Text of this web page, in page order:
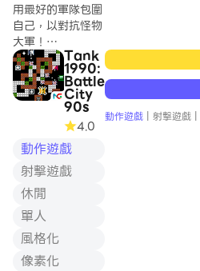
用最好的軍隊包圍
自己，以對抗怪物
大軍！
招募具有破壞性武
器的新單位以盡可
能長地生存：
- 用電箭擊暈敵人
的衝擊弓
- 雙手各持一把
槍，Akimbo 射擊
速度非常快
- 散彈成錐形並消
滅殭屍群的霰彈槍
- 手榴彈在區域內
投擲爆炸物以殺死
Tank
1990:
Battle
City
90s
4.0
動作遊戲
射擊遊戲
休閒
單人
風格化
像素化
動作遊戲 | 射擊遊戲 |